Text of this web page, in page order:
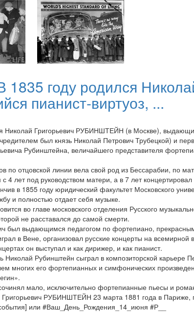
1835 году родился
пианист-виртуоз, ...
Николай Григорьевич РУБИНШТЕЙН (в Москве),
был князь Николай Петрович Трубецкой) и
Рубинштейна, величайшего представителя
по отцовской линии вела свой род из Бессарабии, по
4 лет под руководством матери, а в 7 лет
в 1855 году юридический факультет Московского
и полностью отдает себя музыке.
во главе московского отделения Русского
не расставался до самой смерти.
был выдающимся педагогом по фортепиано,
в Вене, организовал русские концерты на
он выступал и как дирижер, и как пианист.
Рубинштейн сыграл в композиторской карьере
многих его фортепианных и симфонических
мало, исключительно фортепианные пьесы и
Григорьевич РУБИНШТЕЙН 23 марта 1881 года в
или #Ваш_День_Рождения_14_июня #Р__